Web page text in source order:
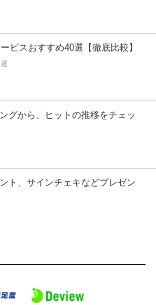
ビスおすすめ40選【徹底比較】
グから、ヒットの推移をチェッ
ト、サインチェキなどプレゼン